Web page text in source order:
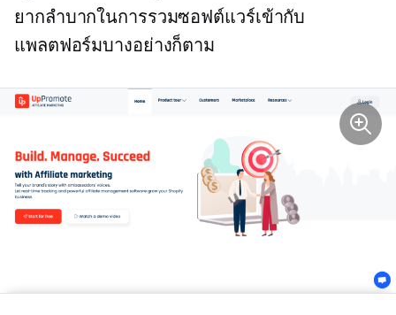
ยากลำบากในการรวมซอฟต์แวร์เข้ากับ
แพลตฟอร์มบางอย่างก็ตาม